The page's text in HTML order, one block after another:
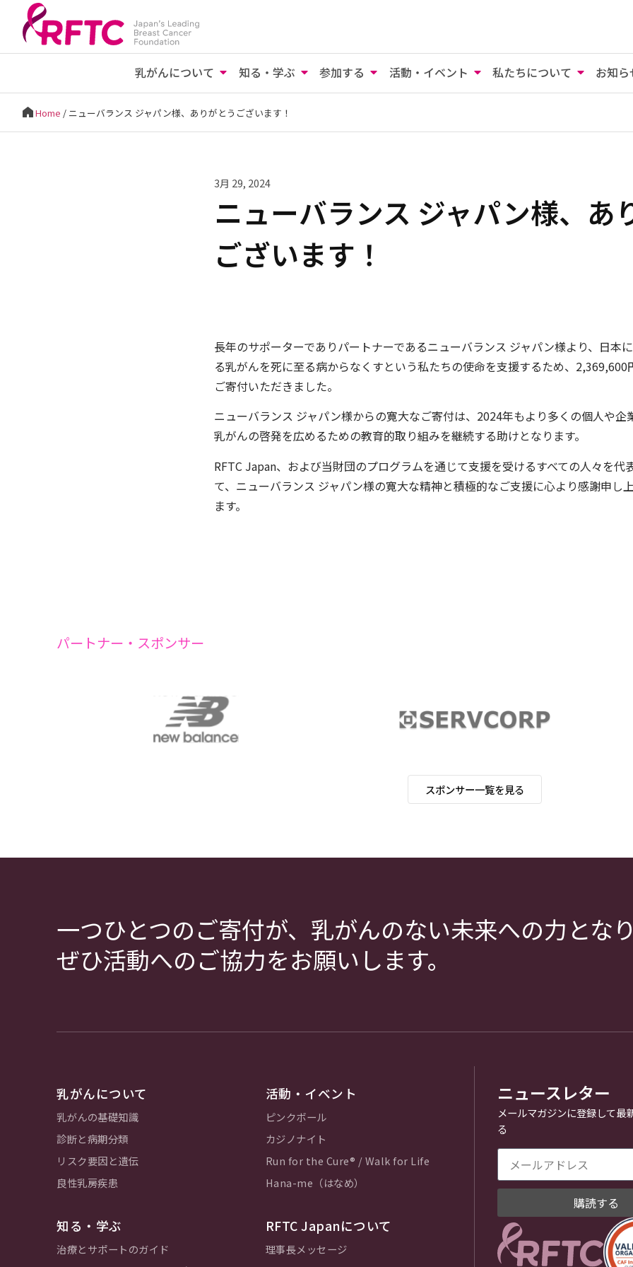
乳がんについて 知る・学ぶ 参加する 活動・イベント 私たちについて お知ら
Home / ニューバランス ジャパン様、ありがとうございます！
3月 29, 2024
ニューバランス ジャパン様、あ
ございます！
長年のサポーターでありパートナーであるニューバランス ジャパン様より、日本
る乳がんを死に至る病からなくすという私たちの使命を支援するため、2,369,600
ご寄付いただきました。
ニューバランス ジャパン様からの寛大なご寄付は、2024年もより多くの個人や企
乳がんの啓発を広めるための教育的取り組みを継続する助けとなります。
RFTC Japan、および当財団のプログラムを通じて支援を受けるすべての人々を代
て、ニューバランス ジャパン様の寛大な精神と積極的なご支援に心より感謝申し
ます。
パートナー・スポンサー
スポンサー一覧を見る
一つひとつのご寄付が、乳がんのない未来への力となり
ぜひ活動へのご協力をお願いします。
乳がんについて
乳がんの基礎知識
診断と病期分類
リスク要因と遺伝
良性乳房疾患
知る・学ぶ
治療とサポートのガイド
活動・イベント
ピンクボール
カジノナイト
Run for the Cure® / Walk for Life
Hana-me（はなめ）
RFTC Japanについて
理事長メッセージ
ニュースレター
メールマガジンに登録して最
る
購読する